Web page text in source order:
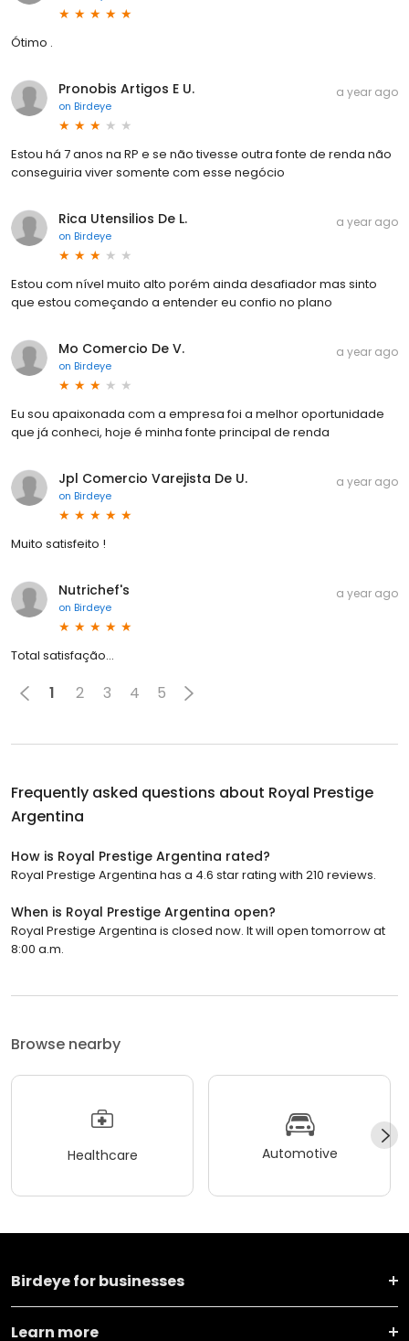
Ótimo .
Pronobis Artigos E U.
on Birdeye
a year ago
Estou há 7 anos na RP e se não tivesse outra fonte de renda não
conseguiria viver somente com esse negócio
Rica Utensilios De L.
on Birdeye
a year ago
Estou com nível muito alto porém ainda desafiador mas sinto
que estou começando a entender eu confio no plano
Mo Comercio De V.
on Birdeye
a year ago
Eu sou apaixonada com a empresa foi a melhor oportunidade
que já conheci, hoje é minha fonte principal de renda
Jpl Comercio Varejista De U.
on Birdeye
a year ago
Muito satisfeito !
Nutrichef's
on Birdeye
a year ago
Total satisfação...
1 2 3 4 5
Frequently asked questions about Royal Prestige
Argentina
How is Royal Prestige Argentina rated?
Royal Prestige Argentina has a 4.6 star rating with 210 reviews.
When is Royal Prestige Argentina open?
Royal Prestige Argentina is closed now. It will open tomorrow at
8:00 a.m.
Browse nearby
Healthcare Automotive
Birdeye for businesses
Learn more